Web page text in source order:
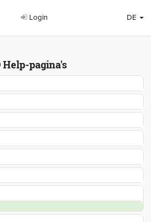
Login DE
Help-pagina's